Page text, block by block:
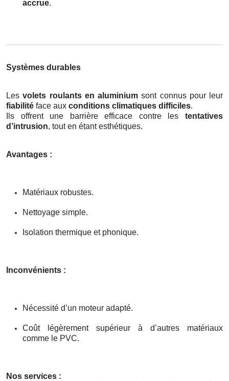
accrue.
Systèmes durables
Lesvolets roulants en aluminium sont connus pour leur
fiabilité face aux conditions climatiques difficiles.
Ils offrent une barrière efficace contre les tentatives
d’intrusion, tout en étant esthétiques.
Avantages :
Matériaux robustes.
Nettoyage simple.
Isolation thermique et phonique.
Inconvénients :
Nécessité d’un moteur adapté.
Coût légèrement supérieur à d’autres matériaux
comme le PVC.
Nos services :